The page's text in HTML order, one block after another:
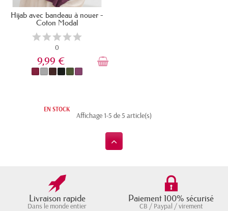
Hijab avec bandeau à nouer -
Coton Modal
0
9,99 €
EN STOCK
Affichage 1-5 de 5 article(s)
Livraison rapide
Dans le monde entier
Paiement 100% sécurisé
CB / Paypal / virement